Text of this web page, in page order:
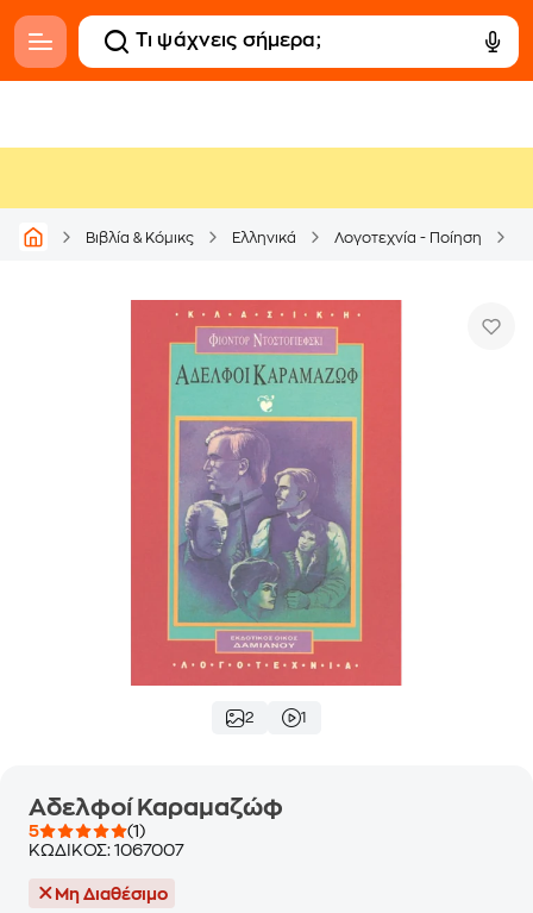
Βιβλία & Κόμικς Ελληνικά Λογοτεχνία - Ποίηση
2 1
Αδελφοί Καραμαζώφ
5
(1)
ΚΩΔΙΚΟΣ: 1067007
Μη Διαθέσιμο